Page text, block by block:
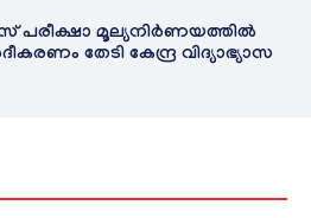
പരീക്ഷാ മൂല്യനിർണയത്തിൽ
തേടി കേന്ദ്ര വിദ്യാഭ്യാസ